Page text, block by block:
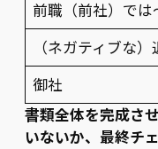
前職（前社）では
（ネガティブな
御社
書類全体を完成さ
いないか、最終チ